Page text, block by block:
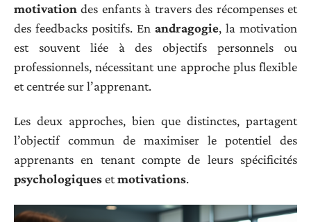
motivation des enfants à travers des récompenses et
des feedbacks positifs. En andragogie, la motivation
est souvent liée à des objectifs personnels ou
professionnels, nécessitant une approche plus flexible
et centrée sur l’apprenant.
Les deux approches, bien que distinctes, partagent
l’objectif commun de maximiser le potentiel des
apprenants en tenant compte de leurs spécificités
psychologiquesetmotivations.